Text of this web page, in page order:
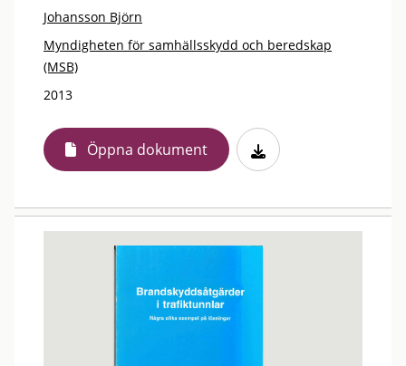
Johansson Björn
Myndigheten för samhällsskydd och beredskap
(MSB)
2013
Öppna dokument